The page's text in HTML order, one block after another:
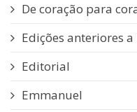
De coração para
Edições anteriores
Editorial
Emmanuel